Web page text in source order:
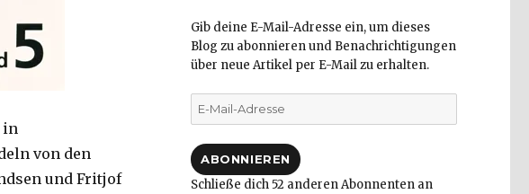
in
von den
und Fritjof
Gib deine E-Mail-Adresse ein, um dieses
Blog zu abonnieren und Benachrichtigungen
über neue Artikel per E-Mail zu erhalten.
E-
Mail-
ABONNIEREN
Schließe dich 52 anderen Abonnenten an